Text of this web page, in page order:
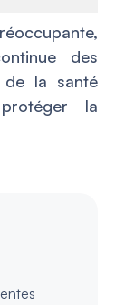
des
de la santé
la